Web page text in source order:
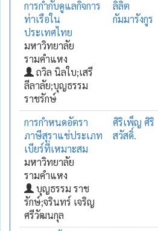
การกำกับดูแลกิจการ
ท่าเรือใน
ประเทศไทย
มหาวิทยาลัย
รามคำแหง
ถวิล นิลใบ;เสรี
ลีลาลัย;บุญธรรม
ราชรักษ์
ลิลิต
กัมมารังกูร
การกำหนดอัตรา
ภาษีสุราแช่ประเภท
เบียร์ที่เหมาะสม
มหาวิทยาลัย
รามคำแหง
บุญธรรม ราช
รักษ์;จรินทร์ เจริญ
ศรีวัฒนกุล
ศิริเพ็ญ ศิริ
สวัสดิ์.